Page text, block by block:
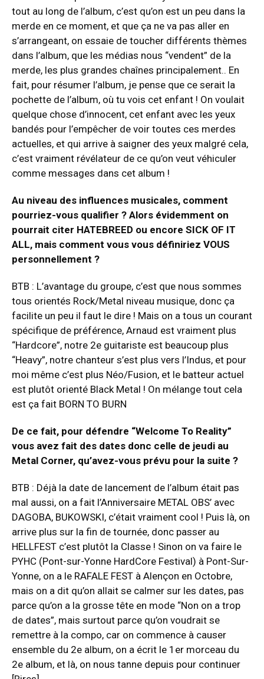
tout au long de l’album, c’est qu’on est un peu dans la
merde en ce moment, et que ça ne va pas aller en
s’arrangeant, on essaie de toucher différents thèmes
dans l’album, que les médias nous “vendent” de la
merde, les plus grandes chaînes principalement.. En
fait, pour résumer l’album, je pense que ce serait la
pochette de l’album, où tu vois cet enfant ! On voulait
quelque chose d’innocent, cet enfant avec les yeux
bandés pour l’empêcher de voir toutes ces merdes
actuelles, et qui arrive à saigner des yeux malgré cela,
c’est vraiment révélateur de ce qu’on veut véhiculer
comme messages dans cet album !
Au niveau des influences musicales, comment
pourriez-vous qualifier ? Alors évidemment on
pourrait citer HATEBREED ou encore SICK OF IT
ALL, mais comment vous vous définiriez VOUS
personnellement ?
BTB : L’avantage du groupe, c’est que nous sommes
tous orientés Rock/Metal niveau musique, donc ça
facilite un peu il faut le dire ! Mais on a tous un courant
spécifique de préférence, Arnaud est vraiment plus
“Hardcore”, notre 2e guitariste est beaucoup plus
“Heavy”, notre chanteur s’est plus vers l’Indus, et pour
moi même c’est plus Néo/Fusion, et le batteur actuel
est plutôt orienté Black Metal ! On mélange tout cela
est ça fait BORN TO BURN
De ce fait, pour défendre “Welcome To Reality”
vous avez fait des dates donc celle de jeudi au
Metal Corner, qu’avez-vous prévu pour la suite ?
BTB : Déjà la date de lancement de l’album était pas
mal aussi, on a fait l’Anniversaire METAL OBS’ avec
DAGOBA, BUKOWSKI, c’était vraiment cool ! Puis là, on
arrive plus sur la fin de tournée, donc passer au
HELLFEST c’est plutôt la Classe ! Sinon on va faire le
PYHC (Pont-sur-Yonne HardCore Festival) à Pont-Sur-
Yonne, on a le RAFALE FEST à Alençon en Octobre,
mais on a dit qu’on allait se calmer sur les dates, pas
parce qu’on a la grosse tête en mode “Non on a trop
de dates”, mais surtout parce qu’on voudrait se
remettre à la compo, car on commence à causer
ensemble du 2e album, on a écrit le 1er morceau du
2e album, et là, on nous tanne depuis pour continuer